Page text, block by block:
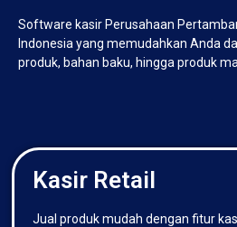
Software kasir Perusahaan
Indonesia yang memudahkan Anda
produk, bahan baku, hingga produk
Kasir Retail
Jual produk mudah dengan fitur